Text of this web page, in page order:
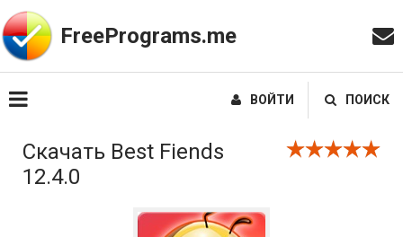
FreePrograms.me
ВОЙТИ ПОИСК
Скачать Best Fiends
12.4.0